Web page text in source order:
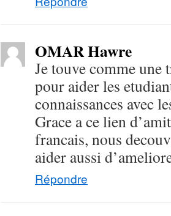
OMAR Hawre
Je touve comme
pour aider les
connaissances avec
Grace a ce lien
francais, nous
aider aussi
Répondre